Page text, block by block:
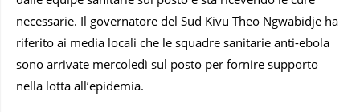
necessarie. Il governatore del Sud Kivu Theo Ngwabidje ha
riferito ai media locali che le squadre sanitarie anti-ebola
sono arrivate mercoledì sul posto per fornire supporto
nella lotta all’epidemia.